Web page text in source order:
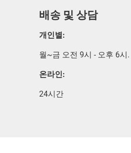
배송 및 상담
개인별:
월~금 오전 9시 - 오후 6시.
온라인:
24시간